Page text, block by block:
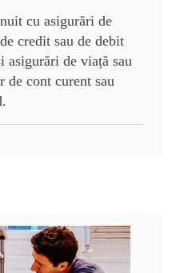
cu asigurări de
credit sau de debit
asigurări de viață sau
de cont curent sau